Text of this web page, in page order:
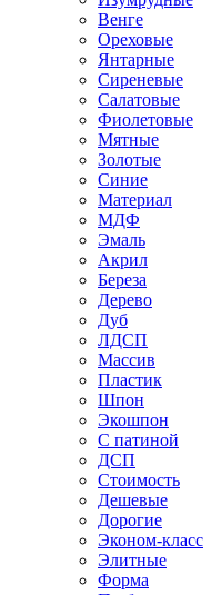
Венге
Ореховые
Янтарные
Сиреневые
Салатовые
Фиолетовые
Мятные
Золотые
Синие
Материал
МДФ
Эмаль
Акрил
Береза
Дерево
Дуб
ЛДСП
Массив
Пластик
Шпон
Экошпон
С патиной
ДСП
Стоимость
Дешевые
Дорогие
Эконом-класс
Элитные
Форма